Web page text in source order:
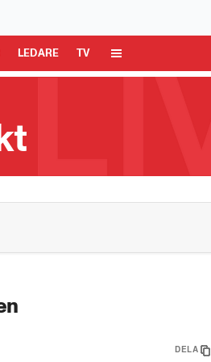
LEDARE TV
AB är ansvarig för dina data på denna
DELA